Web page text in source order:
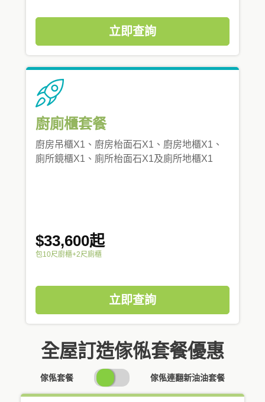
立即查詢
廚廁櫃套餐
廚房吊櫃X1、廚房枱面石X1、廚房地櫃X1、
廁所鏡櫃X1、廁所枱面石X1及廁所地櫃X1
$33,600起
包10尺廚櫃+2尺廁櫃
立即查詢
全屋訂造傢俬套餐優惠
傢俬套餐
SWITCH
PRICING
傢俬連翻新油油套餐